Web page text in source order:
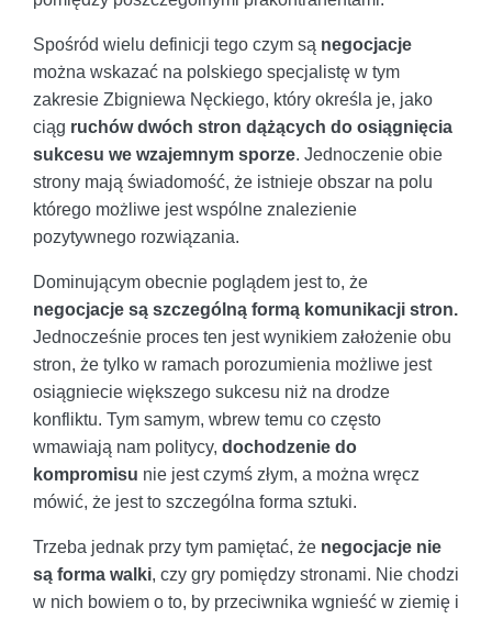
Spośród wielu definicji tego czym są negocjacje
można wskazać na polskiego specjalistę w tym
zakresie Zbigniewa Nęckiego, który określa je, jako
ciąg ruchów dwóch stron dążących do osiągnięcia
sukcesu we wzajemnym sporze. Jednoczenie obie
strony mają świadomość, że istnieje obszar na polu
którego możliwe jest wspólne znalezienie
pozytywnego rozwiązania.
Dominującym obecnie poglądem jest to, że
negocjacje są szczególną formą komunikacji stron.
Jednocześnie proces ten jest wynikiem założenie obu
stron, że tylko w ramach porozumienia możliwe jest
osiągniecie większego sukcesu niż na drodze
konfliktu. Tym samym, wbrew temu co często
wmawiają nam politycy, dochodzenie do
kompromisu nie jest czymś złym, a można wręcz
mówić, że jest to szczególna forma sztuki.
Trzeba jednak przy tym pamiętać, że negocjacje nie
są forma walki, czy gry pomiędzy stronami. Nie chodzi
w nich bowiem o to, by przeciwnika wgnieść w ziemię i